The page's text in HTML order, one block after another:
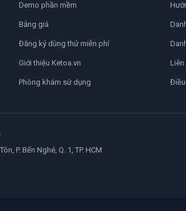
Demo phần mềm
Bảng giá
Đăng ký dùng thử miễn phí
Giới thiệu Ketoa.vn
Phòng khám sử dụng
Liên
P. Bến Nghé, Q. 1, TP. HCM